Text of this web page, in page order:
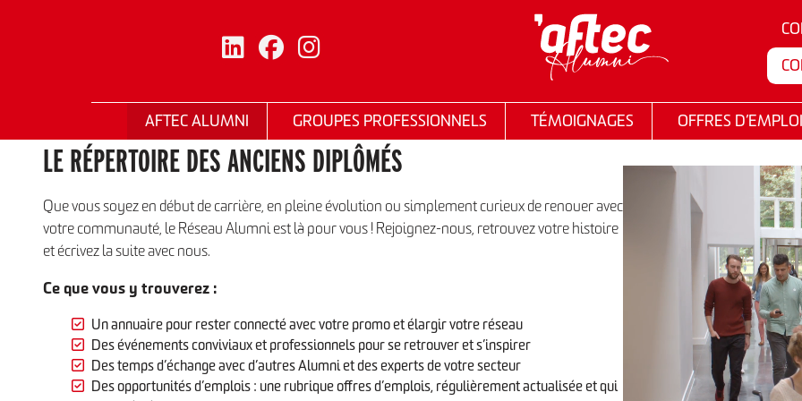
principale
AFTEC ALUMNI GROUPES PROFESSIONNELS TÉMOIGNAGES OFFRES D’EMPLOI
LE RÉPERTOIRE DES ANCIENS DIPLÔMÉS
Que vous soyez en début de carrière, en pleine évolution ou simplement curieux de renouer avec
votre communauté, le Réseau Alumni est là pour vous ! Rejoignez-nous, retrouvez votre histoire
et écrivez la suite avec nous.
Ce que vous y trouverez :
Un annuaire pour rester connecté avec votre promo et élargir votre réseau
Des événements conviviaux et professionnels pour se retrouver et s’inspirer
Des temps d’échange avec d’autres Alumni et des experts de votre secteur
Des opportunités d’emplois : une rubrique offres d’emplois, régulièrement actualisée et qui